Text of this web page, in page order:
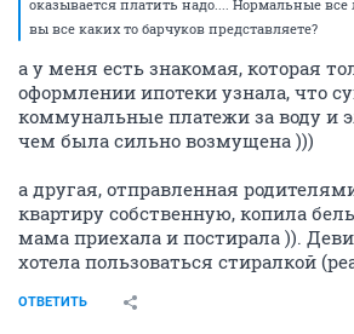
оказывается платить надо.... Нормальные
вы все каких то барчуков представляете?
а у меня есть знакомая, которая
оформлении ипотеки узнала, что
коммунальные платежи за воду и
чем была сильно возмущена )))
а другая, отправленная
квартиру собственную, копила
мама приехала и постирала )).
хотела пользоваться стиралкой
ОТВЕТИТЬ